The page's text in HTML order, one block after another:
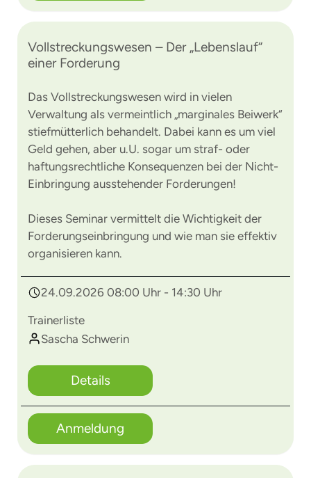
Vollstreckungswesen – Der „Lebenslauf“
einer Forderung
Das Vollstreckungswesen wird in vielen
Verwaltung als vermeintlich „marginales Beiwerk“
stiefmütterlich behandelt. Dabei kann es um viel
Geld gehen, aber u.U. sogar um straf- oder
haftungsrechtliche Konsequenzen bei der Nicht-
Einbringung ausstehender Forderungen!
Dieses Seminar vermittelt die Wichtigkeit der
Forderungseinbringung und wie man sie effektiv
organisieren kann.
24.09.2026 08:00 Uhr - 14:30 Uhr
Trainerliste
Sascha Schwerin
Details
Anmeldung